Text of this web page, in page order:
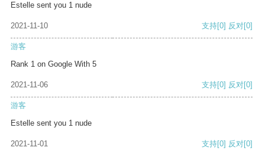
Estelle sent you 1 nude
2021-11-10 支持[0] 反对[0]
游客
Rank 1 on Google With 5
2021-11-06 支持[0] 反对[0]
游客
Estelle sent you 1 nude
2021-11-01 支持[0] 反对[0]